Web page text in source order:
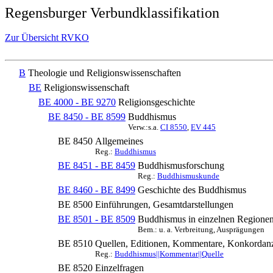
Regensburger Verbundklassifikation
Zur Übersicht RVKO
B Theologie und Religionswissenschaften
BE Religionswissenschaft
BE 4000 - BE 9270 Religionsgeschichte
BE 8450 - BE 8599 Buddhismus
Verw.:s.a. CI 8550, EV 445
BE 8450 Allgemeines
Reg.: Buddhismus
BE 8451 - BE 8459 Buddhismusforschung
Reg.: Buddhismuskunde
BE 8460 - BE 8499 Geschichte des Buddhismus
BE 8500 Einführungen, Gesamtdarstellungen
BE 8501 - BE 8509 Buddhismus in einzelnen Regionen
Bem.: u. a. Verbreitung, Ausprägungen
BE 8510 Quellen, Editionen, Kommentare,
Reg.: Buddhismus||Kommentar||Quelle
BE 8520 Einzelfragen